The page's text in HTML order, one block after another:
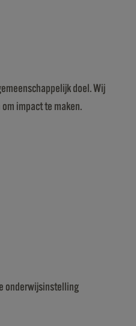
doel. Wij
impact te maken.
onderwijsinstelling